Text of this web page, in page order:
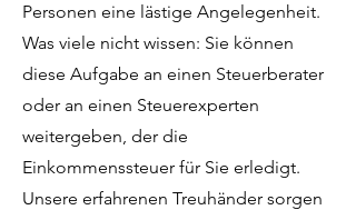
Personen eine lästige Angelegenheit.
Was viele nicht wissen: Sie können
diese Aufgabe an einen Steuerberater
oder an einen Steuerexperten
weitergeben, der die
Einkommenssteuer für Sie erledigt.
Unsere erfahrenen Treuhänder sorgen